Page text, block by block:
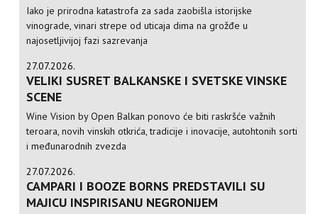
Iako je prirodna katastrofa za sada zaobišla istorijske
vinograde, vinari strepe od uticaja dima na grožđe u
najosetljivijoj fazi sazrevanja
27.07.2026.
VELIKI SUSRET BALKANSKE I SVETSKE VINSKE
SCENE
Wine Vision by Open Balkan ponovo će biti raskršće važnih
teroara, novih vinskih otkrića, tradicije i inovacije, autohtonih sorti
i međunarodnih zvezda
27.07.2026.
CAMPARI I BOOZE BORNS PREDSTAVILI SU
MAJICU INSPIRISANU NEGRONIJEM